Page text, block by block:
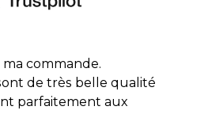
commande.
de très belle qualité
parfaitement aux